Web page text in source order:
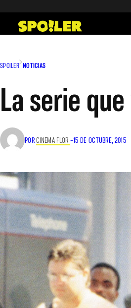
contenido
SPOILER NOTICIAS
La serie
PORCINEMA FLOR –15 DE OCTUBRE, 2015